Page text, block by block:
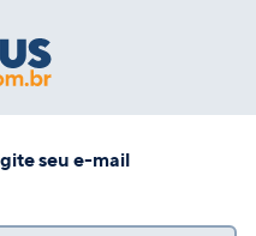
seu e-mail